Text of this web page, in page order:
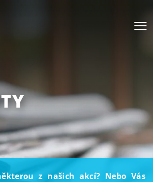
z našich akcí? Nebo Vás